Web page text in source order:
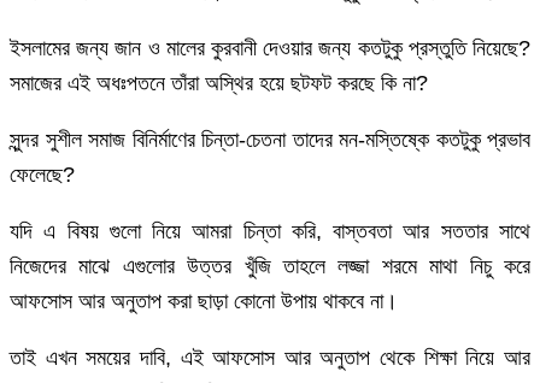
ইসলামের জন্য জান ও মালের কুরবানী দেওয়ার জন্য কতটুকু প্রস্তুতি নিয়েছে?
সমাজের এই অধঃপতনে তাঁরা অস্থির হয়ে ছটফট করছে কি না?
সুন্দর সুশীল সমাজ বিনির্মাণের চিন্তা-চেতনা তাদের মন-মস্তিষ্কে কতটুকু প্রভাব
ফেলেছে?
যদি এ বিষয় গুলো নিয়ে আমরা চিন্তা করি, বাস্তবতা আর সততার সাথে
নিজেদের মাঝে এগুলোর উত্তর খুঁজি তাহলে লজ্জা শরমে মাথা নিচু করে
আফসোস আর অনুতাপ করা ছাড়া কোনো উপায় থাকবে না।
তাই এখন সময়ের দাবি, এই আফসোস আর অনুতাপ থেকে শিক্ষা নিয়ে আর